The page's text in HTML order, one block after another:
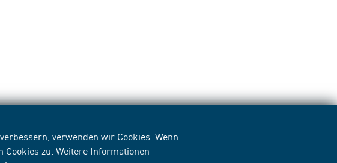
verwenden wir Cookies. Wenn
zu. Weitere Informationen